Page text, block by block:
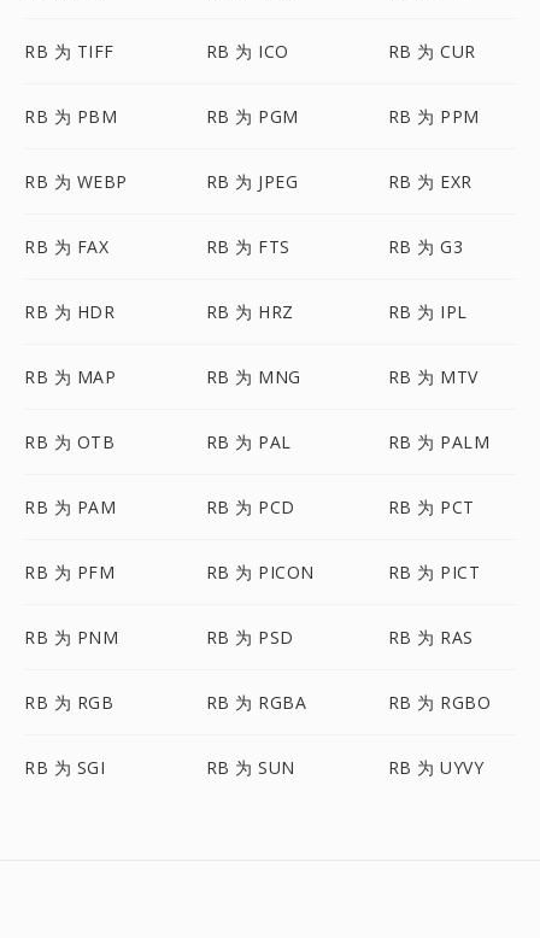
RB 为 TIFF RB 为 ICO RB 为 CUR
RB 为 PBM RB 为 PGM RB 为 PPM
RB 为 WEBP RB 为 JPEG RB 为 EXR
RB 为 FAX RB 为 FTS RB 为 G3
RB 为 HDR RB 为 HRZ RB 为 IPL
RB 为 MAP RB 为 MNG RB 为 MTV
RB 为 OTB RB 为 PAL RB 为 PALM
RB 为 PAM RB 为 PCD RB 为 PCT
RB 为 PFM RB 为 PICON RB 为 PICT
RB 为 PNM RB 为 PSD RB 为 RAS
RB 为 RGB RB 为 RGBA RB 为 RGBO
RB 为 SGI RB 为 SUN RB 为 UYVY